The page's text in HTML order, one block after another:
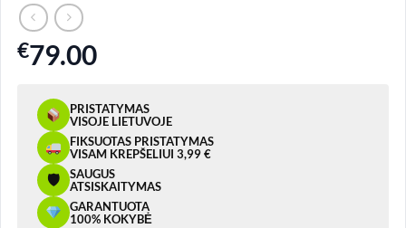
€79.00
PRISTATYMAS
VISOJE LIETUVOJE
FIKSUOTAS PRISTATYMAS
VISAM KREPŠELIUI 3,99 €
🛡
SAUGUS
ATSISKAITYMAS
GARANTUOTA
100% KOKYBĖ